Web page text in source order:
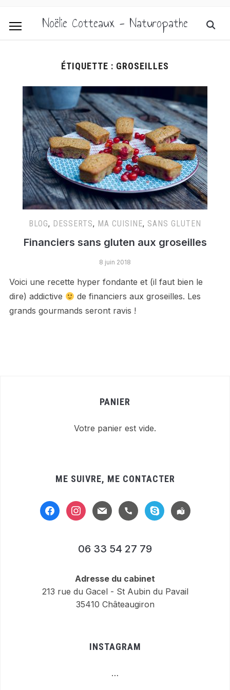
Noëlie Cotteaux - Naturopathe
ÉTIQUETTE : GROSEILLES
BLOG, DESSERTS, MA CUISINE, SANS GLUTEN
Financiers sans gluten aux groseilles
8 juin 2018
Voici une recette hyper fondante et (il faut bien le
dire) addictive
de financiers aux groseilles. Les
grands gourmands seront ravis !
PANIER
Votre panier est vide.
ME SUIVRE, ME CONTACTER
facebookinstagram
mail handsetskype
location-
alt
06 33 54 27 79
Adresse du cabinet
213 rue du Gacel - St Aubin du Pavail
35410 Châteaugiron
INSTAGRAM
…